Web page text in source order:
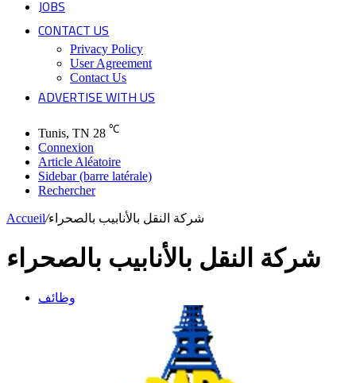
JOBS
CONTACT US
Privacy Policy
User Agreement
Contact Us
ADVERTISE WITH US
Tunis, TN 28 ℃
Connexion
Article Aléatoire
Sidebar (barre latérale)
Rechercher
Accueil/شركة النقل بالأنابيب بالصحراء
شركة النقل بالأنابيب بالصحراء
وظائف